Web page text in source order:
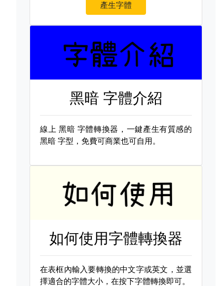
產生字體
黑暗 字體介紹
線上 黑暗 字體轉換器，一鍵產生有質感的
黑暗 字型，免費可商業也可自用。
如何使用字體轉換器
在表框內輸入要轉換的中文字或英文，並選
擇適合的字體大小，在按下字體轉換即可。